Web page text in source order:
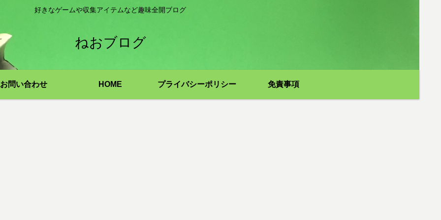
好きなゲームや収集アイテムなど趣味全開ブログ
ねおブログ
お問い合わせ HOME プライバシーポリシー 免責事項